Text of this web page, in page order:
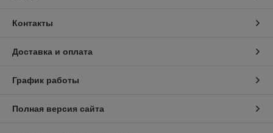
Контакты
Доставка и оплата
График работы
Полная версия сайта